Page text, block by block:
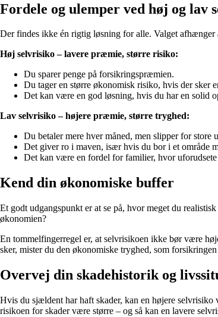
Fordele og ulemper ved høj og lav
Der findes ikke én rigtig løsning for alle. Valget
Høj selvrisiko – lavere præmie, større risiko:
Du sparer penge på forsikringspræmien.
Du tager en større økonomisk risiko, hvis der sker
Det kan være en god løsning, hvis du har en solid
Lav selvrisiko – højere præmie, større tryghed:
Du betaler mere hver måned, men slipper for store
Det giver ro i maven, især hvis du bor i et område
Det kan være en fordel for familier, hvor
Kend din økonomiske buffer
Et godt udgangspunkt er at se på, hvor meget du
økonomien?
En tommelfingerregel er, at selvrisikoen ikke bør være
sker, mister du den økonomiske tryghed, som
Overvej din skadehistorik og
Hvis du sjældent har haft skader, kan en højere
risikoen for skader være større – og så kan en lavere